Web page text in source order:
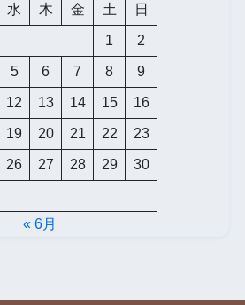
水 木 金 土 日
1 2
5 6 7 8 9
12 13 14 15 16
19 20 21 22 23
26 27 28 29 30
« 6月